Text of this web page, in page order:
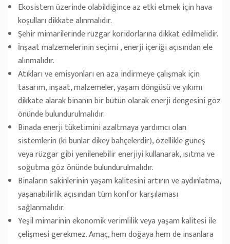
Ekosistem üzerinde olabildiğince az etki etmek için hava
koşulları dikkate alınmalıdır.
Şehir mimarilerinde rüzgar koridorlarına dikkat edilmelidir.
İnşaat malzemelerinin seçimi , enerji içeriği açısından ele
alınmalıdır.
Atıkları ve emisyonları en aza indirmeye çalışmak için
tasarım, inşaat, malzemeler, yaşam döngüsü ve yıkımı
dikkate alarak binanın bir bütün olarak enerji dengesini göz
önünde bulundurulmalıdır.
Binada enerji tüketimini azaltmaya yardımcı olan
sistemlerin (ki bunlar dikey bahçelerdir), özellikle güneş
veya rüzgar gibi yenilenebilir enerjiyi kullanarak, ısıtma ve
soğutma göz önünde bulundurulmalıdır.
Binaların sakinlerinin yaşam kalitesini artırın ve aydınlatma,
yaşanabilirlik açısından tüm konfor karşılaması
sağlanmalıdır.
Yeşil mimarinin ekonomik verimlilik veya yaşam kalitesi ile
çelişmesi gerekmez. Amaç, hem doğaya hem de insanlara